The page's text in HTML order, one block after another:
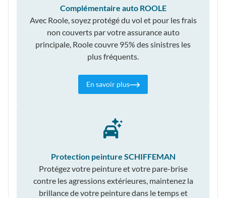
Complémentaire auto ROOLE
Avec Roole, soyez protégé du vol et pour les frais
non couverts par votre assurance auto
principale, Roole couvre 95% des sinistres les
plus fréquents.
En savoir plus
Protection peinture SCHIFFEMAN
Protégez votre peinture et votre pare-brise
contre les agressions extérieures, maintenez la
brillance de votre peinture dans le temps et